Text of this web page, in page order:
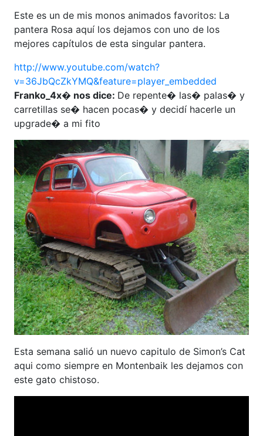
Este es un de mis monos animados favoritos: La
pantera Rosa aquí los dejamos con uno de los
mejores capítulos de esta singular pantera.
http://www.youtube.com/watch?
v=36JbQcZkYMQ&feature=player_embedded
Franko_4x� nos dice: De repente� las� palas� y
carretillas se� hacen pocas� y decidí hacerle un
upgrade� a mi fito
Esta semana salió un nuevo capitulo de Simon’s Cat
aqui como siempre en Montenbaik les dejamos con
este gato chistoso.